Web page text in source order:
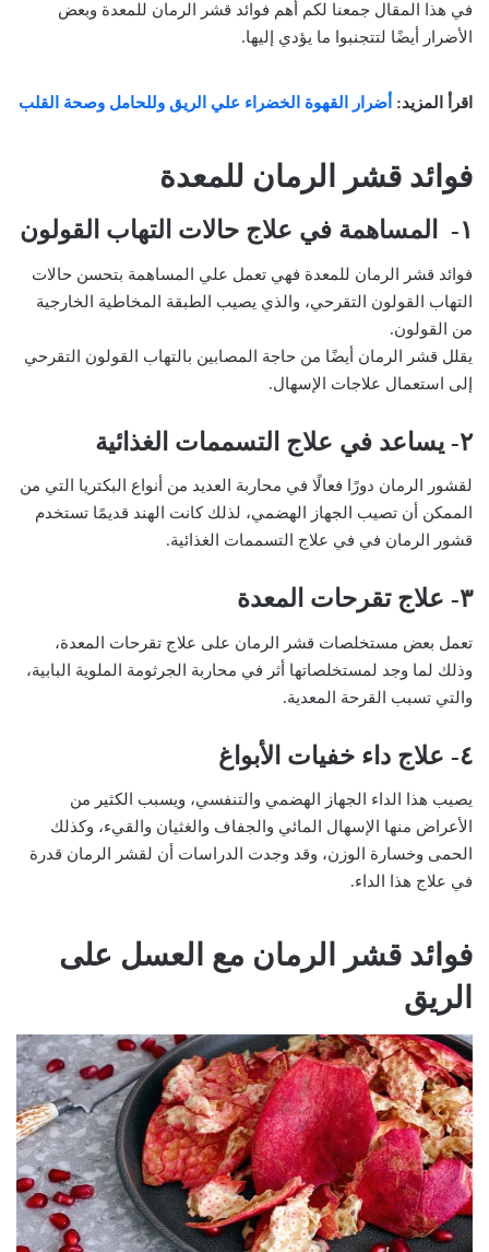
في هذا المقال جمعنا لكم أهم فوائد قشر الرمان للمعدة وبعض
الأضرار أيضًا لتتجنبوا ما يؤدي إليها.
اقرأ المزيد: أضرار القهوة الخضراء علي الريق وللحامل وصحة القلب
فوائد قشر الرمان للمعدة
١- المساهمة في علاج حالات التهاب القولون
فوائد قشر الرمان للمعدة فهي تعمل علي المساهمة بتحسن حالات
التهاب القولون التقرحي، والذي يصيب الطبقة المخاطية الخارجية
من القولون.
يقلل قشر الرمان أيضًا من حاجة المصابين بالتهاب القولون التقرحي
إلى استعمال علاجات الإسهال.
٢- يساعد في علاج التسممات الغذائية
لقشور الرمان دورًا فعالًا في محاربة العديد من أنواع البكتريا التي من
الممكن أن تصيب الجهاز الهضمي، لذلك كانت الهند قديمًا تستخدم
قشور الرمان في في علاج التسممات الغذائية.
٣- علاج تقرحات المعدة
تعمل بعض مستخلصات قشر الرمان على علاج تقرحات المعدة،
وذلك لما وجد لمستخلصاتها أثر في محاربة الجرثومة الملوية البابية،
والتي تسبب القرحة المعدية.
٤- علاج داء خفيات الأبواغ
يصيب هذا الداء الجهاز الهضمي والتنفسي، ويسبب الكثير من
الأعراض منها الإسهال المائي والجفاف والغثيان والقيء، وكذلك
الحمى وخسارة الوزن، وقد وجدت الدراسات أن لقشر الرمان قدرة
في علاج هذا الداء.
فوائد قشر الرمان مع العسل على
الريق